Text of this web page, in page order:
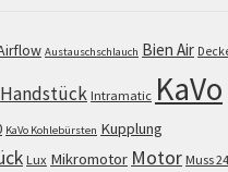
Austauschschlauch Bien Air
Handstück Intramatic KaVo
KaVo Kohlebürsten Kupplung
Lux Mikromotor Motor Muss